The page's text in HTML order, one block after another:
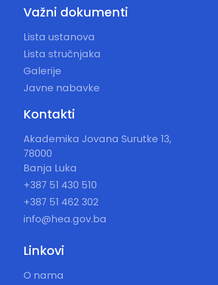
Važni dokumenti
Lista ustanova
Lista stručnjaka
Galerije
Javne nabavke
Kontakti
Akademika Jovana Surutke 13,
78000
Banja Luka
+387 51 430 510
+387 51 462 302
info@hea.gov.ba
Linkovi
O nama